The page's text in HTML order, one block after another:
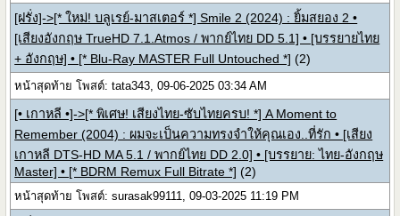
[ฝรั่ง]->[* ใหม่! บลูเรย์-มาสเตอร์ *] Smile 2 (2024) : ยิ้มสยอง 2 •
[เสียงอังกฤษ TrueHD 7.1.Atmos / พากย์ไทย DD 5.1] • [บรรยายไทย
+ อังกฤษ] • [* Blu-Ray MASTER Full Untouched *] (2)
หน้าสุดท้าย โพสต์: tata343, 09-06-2025 03:34 AM
[• เกาหลี •]->[* พิเศษ! เสียงไทย-ซับไทยครบ! *] A Moment to
Remember (2004) : ผมจะเป็นความทรงจำให้คุณเอง..ที่รัก • [เสียง
เกาหลี DTS-HD MA 5.1 / พากย์ไทย DD 2.0] • [บรรยาย: ไทย-อังกฤษ
Master] • [* BDRM Remux Full Bitrate *] (2)
หน้าสุดท้าย โพสต์: surasak99111, 09-03-2025 11:19 PM